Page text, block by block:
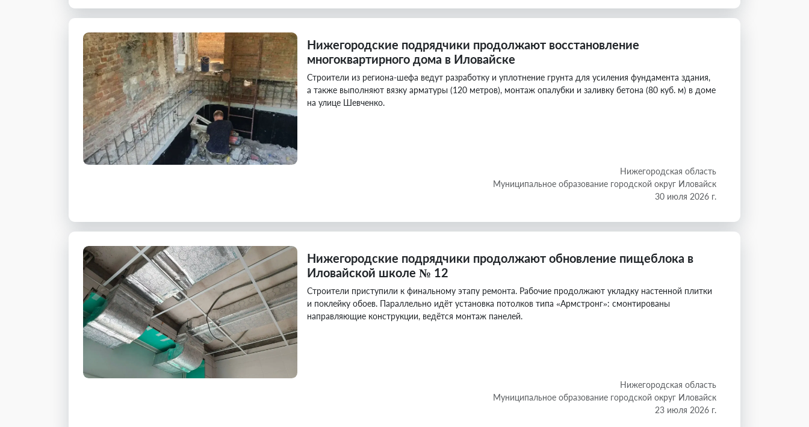
Нижегородские подрядчики продолжают восстановление
многоквартирного дома в Иловайске
Строители из региона-шефа ведут разработку и уплотнение грунта для усиления фундамента здания,
а также выполняют вязку арматуры (120 метров), монтаж опалубки и заливку бетона (80 куб. м) в доме
на улице Шевченко.
Нижегородская область
Муниципальное образование городской округ Иловайск
30 июля 2026 г.
Нижегородские подрядчики продолжают обновление пищеблока в
Иловайской школе № 12
Строители приступили к финальному этапу ремонта. Рабочие продолжают укладку настенной плитки
и поклейку обоев. Параллельно идёт установка потолков типа «Армстронг»: смонтированы
направляющие конструкции, ведётся монтаж панелей.
Нижегородская область
Муниципальное образование городской округ Иловайск
23 июля 2026 г.